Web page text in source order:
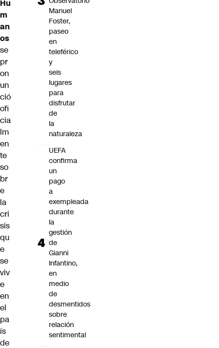
Hu
m
an
os
se
pr
on
un
ció
ofi
cia
lm
en
te
so
br
e
la
cri
sis
qu
e
se
viv
e
en
el
pa
ís
de
Manuel
Foster,
paseo
en
teleférico
y
seis
lugares
para
disfrutar
de
la
naturaleza
UEFA
confirma
un
pago
a
exempleada
durante
la
gestión
de
Gianni
Infantino,
en
medio
de
desmentidos
sobre
relación
sentimental